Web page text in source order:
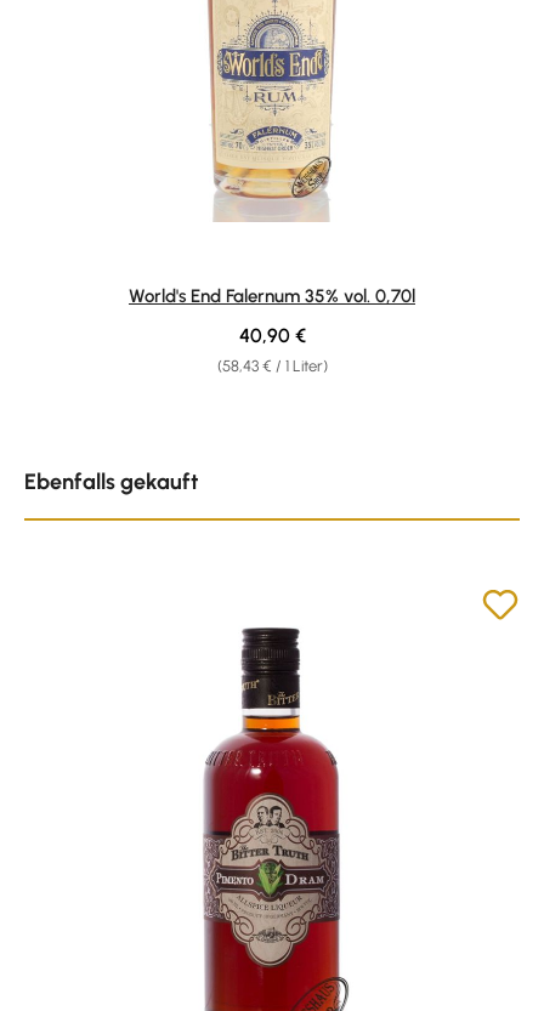
World's End Falernum 35% vol. 0,70l
(58,43 € / 1 Liter)
Regulärer Preis:
40,90 €
Ebenfalls gekauft